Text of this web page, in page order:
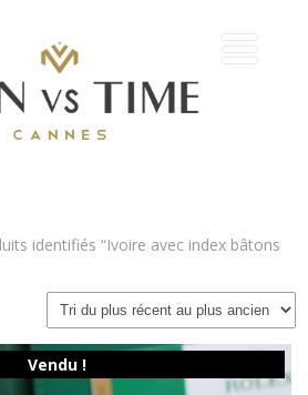
identifiés “Ivoire avec index bâtons
Vendu !